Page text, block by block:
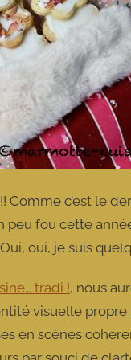
c’est le
fou cette
oui, je suis
tradi !, nous
visuelle propre
en scènes